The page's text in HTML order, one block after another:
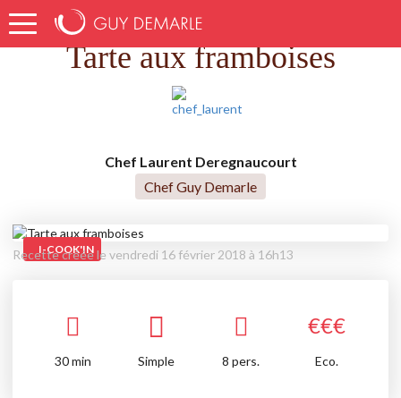
Accueil Recettes Tarte aux framboises
Tarte aux framboises
Chef Laurent Deregnaucourt
Chef Guy Demarle
I-COOK'IN
Recette créée le vendredi 16 février 2018 à 16h13
€€€
30min Simple 8 pers. Eco.